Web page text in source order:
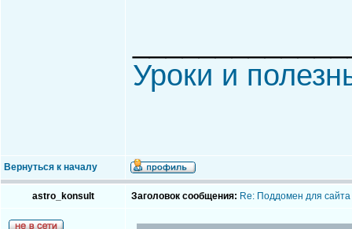
Уроки и
Вернуться к началу
astro_konsult Заголовок сообщения: Re: Поддомен для сайта